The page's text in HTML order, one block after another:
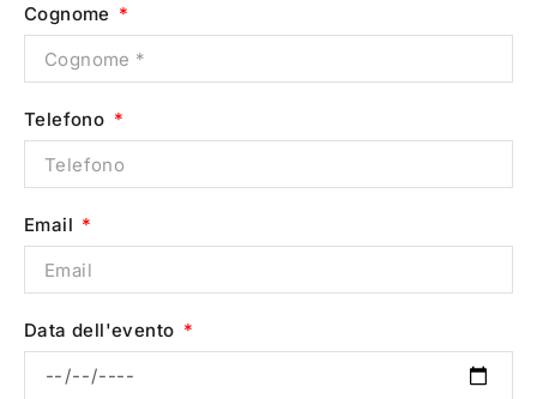
Cognome
Telefono
Email
Data dell'evento